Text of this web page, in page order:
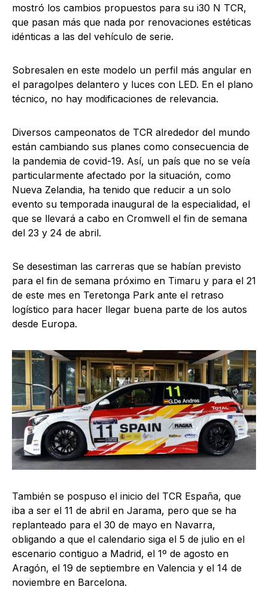
mostró los cambios propuestos para su i30 N TCR,
que pasan más que nada por renovaciones estéticas
idénticas a las del vehículo de serie.
Sobresalen en este modelo un perfil más angular en
el paragolpes delantero y luces con LED. En el plano
técnico, no hay modificaciones de relevancia.
Diversos campeonatos de TCR alrededor del mundo
están cambiando sus planes como consecuencia de
la pandemia de covid-19. Así, un país que no se veía
particularmente afectado por la situación, como
Nueva Zelandia, ha tenido que reducir a un solo
evento su temporada inaugural de la especialidad, el
que se llevará a cabo en Cromwell el fin de semana
del 23 y 24 de abril.
Se desestiman las carreras que se habían previsto
para el fin de semana próximo en Timaru y para el 21
de este mes en Teretonga Park ante el retraso
logístico para hacer llegar buena parte de los autos
desde Europa.
También se pospuso el inicio del TCR España, que
iba a ser el 11 de abril en Jarama, pero que se ha
replanteado para el 30 de mayo en Navarra,
obligando a que el calendario siga el 5 de julio en el
escenario contiguo a Madrid, el 1º de agosto en
Aragón, el 19 de septiembre en Valencia y el 14 de
noviembre en Barcelona.